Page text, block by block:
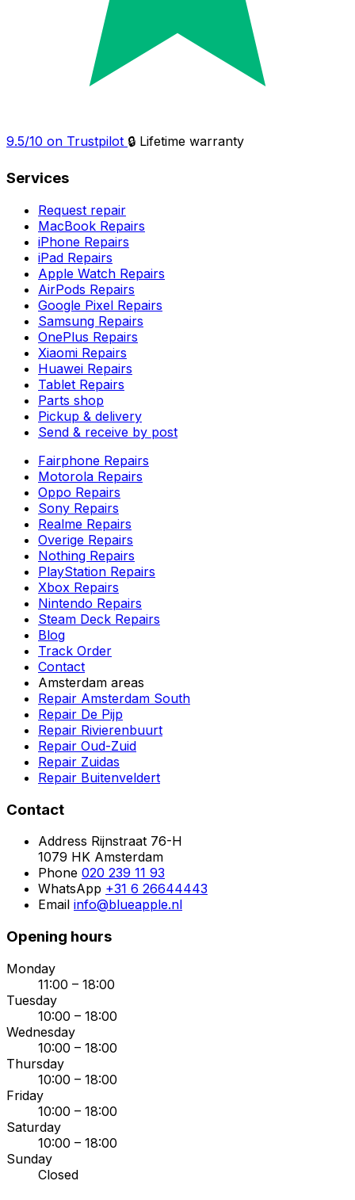
9.5/10 on Trustpilot 🔒 Lifetime warranty
Services
Request repair
MacBook Repairs
iPhone Repairs
iPad Repairs
Apple Watch Repairs
AirPods Repairs
Google Pixel Repairs
Samsung Repairs
OnePlus Repairs
Xiaomi Repairs
Huawei Repairs
Tablet Repairs
Parts shop
Pickup & delivery
Send & receive by post
Fairphone Repairs
Motorola Repairs
Oppo Repairs
Sony Repairs
Realme Repairs
Overige Repairs
Nothing Repairs
PlayStation Repairs
Xbox Repairs
Nintendo Repairs
Steam Deck Repairs
Blog
Track Order
Contact
Amsterdam areas
Repair Amsterdam South
Repair De Pijp
Repair Rivierenbuurt
Repair Oud-Zuid
Repair Zuidas
Repair Buitenveldert
Contact
Address Rijnstraat 76-H
1079 HK Amsterdam
Phone 020 239 11 93
WhatsApp +31 6 26644443
Email info@blueapple.nl
Opening hours
Monday
11:00 – 18:00
Tuesday
10:00 – 18:00
Wednesday
10:00 – 18:00
Thursday
10:00 – 18:00
Friday
10:00 – 18:00
Saturday
10:00 – 18:00
Sunday
Closed